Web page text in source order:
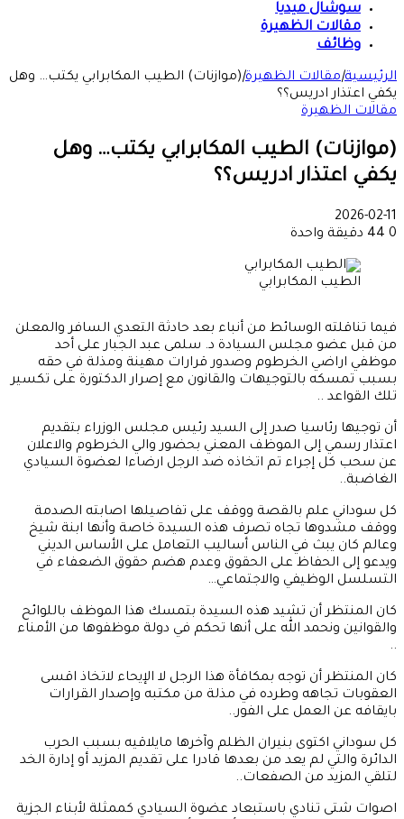
سوشال ميديا
مقالات الظهيرة
وظائف
الرئيسية|مقالات الظهيرة|(موازنات) الطيب المكابرابي يكتب… وهل
يكفي اعتذار ادريس؟؟
مقالات الظهيرة
(موازنات) الطيب المكابرابي يكتب… وهل
يكفي اعتذار ادريس؟؟
2026-02-11
0
دقيقة واحدة
الطيب المكابرابي
فيما تناقلته الوسائط من أنباء بعد حادثة التعدي السافر والمعلن
من قبل عضو مجلس السيادة د. سلمى عبد الجبار على أحد
موظفي اراضي الخرطوم وصدور قرارات مهينة ومذلة في حقه
بسبب تمسكه بالتوجيهات والقانون مع إصرار الدكتورة على تكسير
تلك القواعد ..
أن توجيها رئاسيا صدر إلى السيد رئيس مجلس الوزراء بتقديم
اعتذار رسمي إلى الموظف المعني بحضور والي الخرطوم والاعلان
عن سحب كل إجراء تم اتخاذه ضد الرجل ارضاءا لعضوة السيادي
الغاضبة..
كل سوداني علم بالقصة ووقف على تفاصيلها اصابته الصدمة
ووقف مشدوها تجاه تصرف هذه السيدة خاصة وأنها ابنة شيخ
وعالم كان يبث في الناس أساليب التعامل على الأساس الديني
ويدعو إلى الحفاظ على الحقوق وعدم هضم حقوق الضعفاء في
التسلسل الوظيفي والاجتماعي…
كان المنتظر أن تشيد هذه السيدة بتمسك هذا الموظف باللوائح
والقوانين ونحمد الله على أنها تحكم في دولة موظفوها من الأمناء
..
كان المنتظر أن توجه بمكافأة هذا الرجل لا الإيحاء لاتخاذ اقسى
العقوبات تجاهه وطرده في مذلة من مكتبه وإصدار القرارات
بايقافه عن العمل على الفور..
كل سوداني اكتوى بنيران الظلم وآخرها مايلاقيه بسبب الحرب
الدائرة والتي لم يعد من بعدها قادرا على تقديم المزيد أو إدارة الخد
لتلقي المزيد من الصفعات..
اصوات شتى تنادي باستبعاد عضوة السيادي كممثلة لأبناء الجزية